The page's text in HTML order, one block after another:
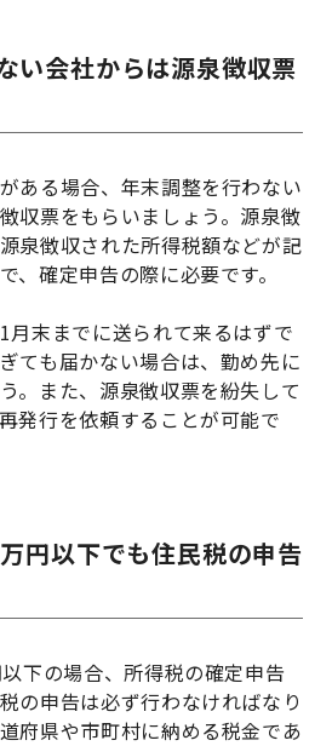
い会社からは源泉徴収票
ある場合、年末調整を行わない
収票をもらいましょう。源泉徴
泉徴収された所得税額などが記
、確定申告の際に必要です。
月末までに送られて来るはずで
ても届かない場合は、勤め先に
。また、源泉徴収票を紛失して
発行を依頼することが可能で
円以下でも住民税の申告
下の場合、所得税の確定申告
の申告は必ず行わなければなり
府県や市町村に納める税金であ